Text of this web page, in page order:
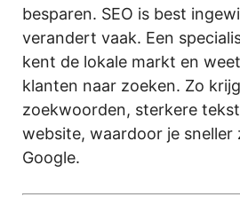
besparen. SEO is best
verandert vaak. Een
kent de lokale markt en
klanten naar zoeken. Zo
zoekwoorden, sterkere
website, waardoor je
Google.